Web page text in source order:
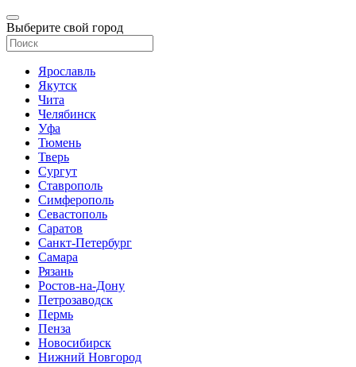
Выберите свой город
Ярославль
Якутск
Чита
Челябинск
Уфа
Тюмень
Тверь
Сургут
Ставрополь
Симферополь
Севастополь
Саратов
Санкт-Петербург
Самара
Рязань
Ростов-на-Дону
Петрозаводск
Пермь
Пенза
Новосибирск
Нижний Новгород